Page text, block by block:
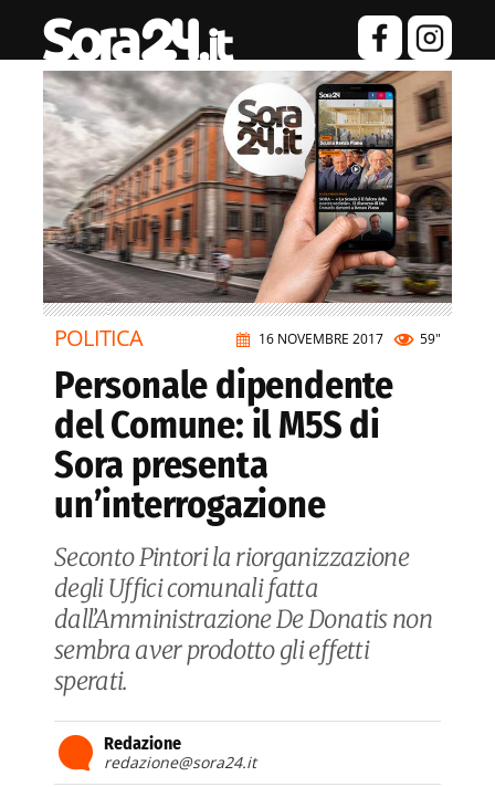
16 NOVEMBRE 2017 59"
POLITICA
Personale dipendente
del Comune: il M5S di
Sora presenta
un’interrogazione
Seconto Pintori la riorganizzazione
degli Uffici comunali fatta
dall’Amministrazione De Donatis non
sembra aver prodotto gli effetti
sperati.
Redazione
redazione@sora24.it